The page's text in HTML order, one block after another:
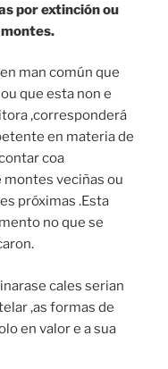
por extinción ou
man común que
que esta non e
,corresponderá
en materia de
coa
veciñas ou
próximas .Esta
no que se
cales serian
,as formas de
en valor e a sua